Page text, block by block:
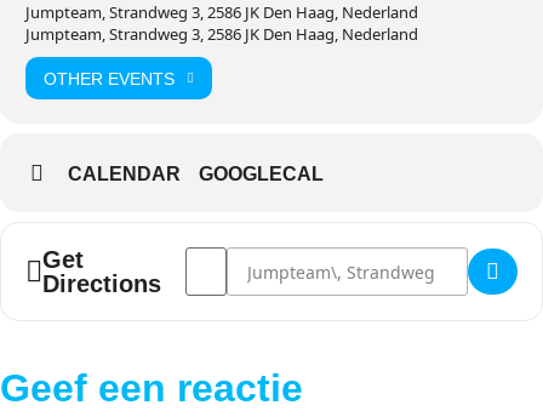
Jumpteam, Strandweg 3, 2586 JK Den Haag, Nederland
Jumpteam, Strandweg 3, 2586 JK Den Haag, Nederland
OTHER EVENTS
CALENDAR GOOGLECAL
Get
Directions
Address - Waterman 3 daags Camp []
Destination Address - Waterman 3
Geef een reactie